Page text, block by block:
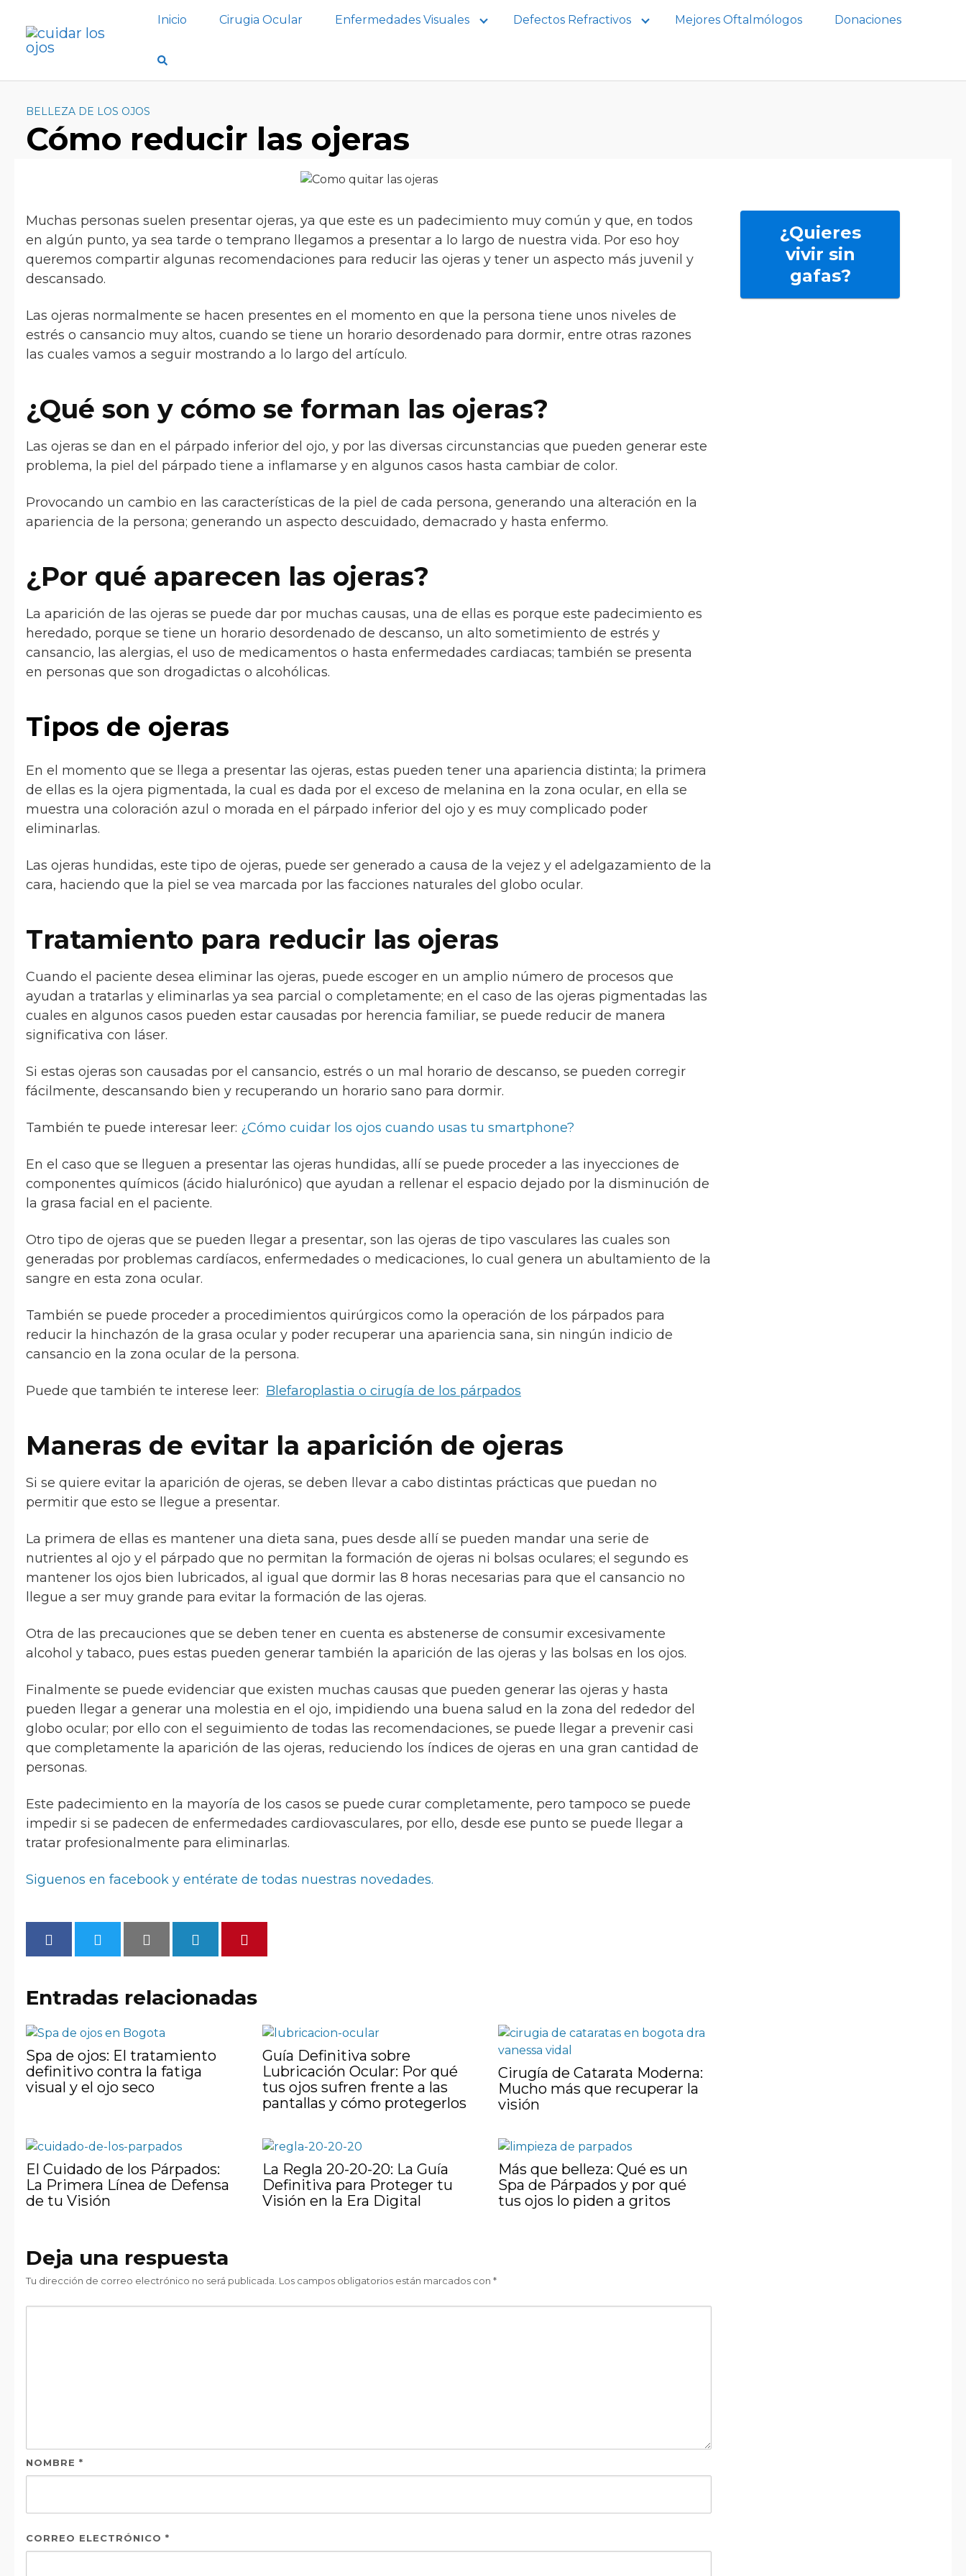
a
Inicio Cirugia Ocular Enfermedades Visuales Defectos Refractivos Mejores Oftalmólogos Donaciones
BELLEZA DE LOS OJOS
Cómo reducir las ojeras
Muchas personas suelen presentar ojeras, ya que este es un padecimiento muy común y que, en todos
en algún punto, ya sea tarde o temprano llegamos a presentar a lo largo de nuestra vida. Por eso hoy
queremos compartir algunas recomendaciones para reducir las ojeras y tener un aspecto más juvenil y
descansado.
Las ojeras normalmente se hacen presentes en el momento en que la persona tiene unos niveles de
estrés o cansancio muy altos, cuando se tiene un horario desordenado para dormir, entre otras razones
las cuales vamos a seguir mostrando a lo largo del artículo.
¿Qué son y cómo se forman las ojeras?
Las ojeras se dan en el párpado inferior del ojo, y por las diversas circunstancias que pueden generar este
problema, la piel del párpado tiene a inflamarse y en algunos casos hasta cambiar de color.
Provocando un cambio en las características de la piel de cada persona, generando una alteración en la
apariencia de la persona; generando un aspecto descuidado, demacrado y hasta enfermo.
¿Por qué aparecen las ojeras?
La aparición de las ojeras se puede dar por muchas causas, una de ellas es porque este padecimiento es
heredado, porque se tiene un horario desordenado de descanso, un alto sometimiento de estrés y
cansancio, las alergias, el uso de medicamentos o hasta enfermedades cardiacas; también se presenta
en personas que son drogadictas o alcohólicas.
Tipos de ojeras
En el momento que se llega a presentar las ojeras, estas pueden tener una apariencia distinta; la primera
de ellas es la ojera pigmentada, la cual es dada por el exceso de melanina en la zona ocular, en ella se
muestra una coloración azul o morada en el párpado inferior del ojo y es muy complicado poder
eliminarlas.
Las ojeras hundidas, este tipo de ojeras, puede ser generado a causa de la vejez y el adelgazamiento de la
cara, haciendo que la piel se vea marcada por las facciones naturales del globo ocular.
Tratamiento para reducir las ojeras
Cuando el paciente desea eliminar las ojeras, puede escoger en un amplio número de procesos que
ayudan a tratarlas y eliminarlas ya sea parcial o completamente; en el caso de las ojeras pigmentadas las
cuales en algunos casos pueden estar causadas por herencia familiar, se puede reducir de manera
significativa con láser.
Si estas ojeras son causadas por el cansancio, estrés o un mal horario de descanso, se pueden corregir
fácilmente, descansando bien y recuperando un horario sano para dormir.
También te puede interesar leer: ¿Cómo cuidar los ojos cuando usas tu smartphone?
En el caso que se lleguen a presentar las ojeras hundidas, allí se puede proceder a las inyecciones de
componentes químicos (ácido hialurónico) que ayudan a rellenar el espacio dejado por la disminución de
la grasa facial en el paciente.
Otro tipo de ojeras que se pueden llegar a presentar, son las ojeras de tipo vasculares las cuales son
generadas por problemas cardíacos, enfermedades o medicaciones, lo cual genera un abultamiento de la
sangre en esta zona ocular.
También se puede proceder a procedimientos quirúrgicos como la operación de los párpados para
reducir la hinchazón de la grasa ocular y poder recuperar una apariencia sana, sin ningún indicio de
cansancio en la zona ocular de la persona.
Puede que también te interese leer: Blefaroplastia o cirugía de los párpados
Maneras de evitar la aparición de ojeras
Si se quiere evitar la aparición de ojeras, se deben llevar a cabo distintas prácticas que puedan no
permitir que esto se llegue a presentar.
La primera de ellas es mantener una dieta sana, pues desde allí se pueden mandar una serie de
nutrientes al ojo y el párpado que no permitan la formación de ojeras ni bolsas oculares; el segundo es
mantener los ojos bien lubricados, al igual que dormir las 8 horas necesarias para que el cansancio no
llegue a ser muy grande para evitar la formación de las ojeras.
Otra de las precauciones que se deben tener en cuenta es abstenerse de consumir excesivamente
alcohol y tabaco, pues estas pueden generar también la aparición de las ojeras y las bolsas en los ojos.
Finalmente se puede evidenciar que existen muchas causas que pueden generar las ojeras y hasta
pueden llegar a generar una molestia en el ojo, impidiendo una buena salud en la zona del rededor del
globo ocular; por ello con el seguimiento de todas las recomendaciones, se puede llegar a prevenir casi
que completamente la aparición de las ojeras, reduciendo los índices de ojeras en una gran cantidad de
personas.
Este padecimiento en la mayoría de los casos se puede curar completamente, pero tampoco se puede
impedir si se padecen de enfermedades cardiovasculares, por ello, desde ese punto se puede llegar a
tratar profesionalmente para eliminarlas.
Siguenos en facebook y entérate de todas nuestras novedades.
Entradas relacionadas
Spa de ojos: El tratamiento
definitivo contra la fatiga
visual y el ojo seco
Guía Definitiva sobre
Lubricación Ocular: Por qué
tus ojos sufren frente a las
pantallas y cómo protegerlos
Cirugía de Catarata Moderna:
Mucho más que recuperar la
visión
El Cuidado de los Párpados:
La Primera Línea de Defensa
de tu Visión
La Regla 20-20-20: La Guía
Definitiva para Proteger tu
Visión en la Era Digital
Más que belleza: Qué es un
Spa de Párpados y por qué
tus ojos lo piden a gritos
Deja una respuesta
Tu dirección de correo electrónico no será publicada. Los campos obligatorios están marcados con *
NOMBRE *
CORREO ELECTRÓNICO *
¿Quieres
vivir sin
gafas?